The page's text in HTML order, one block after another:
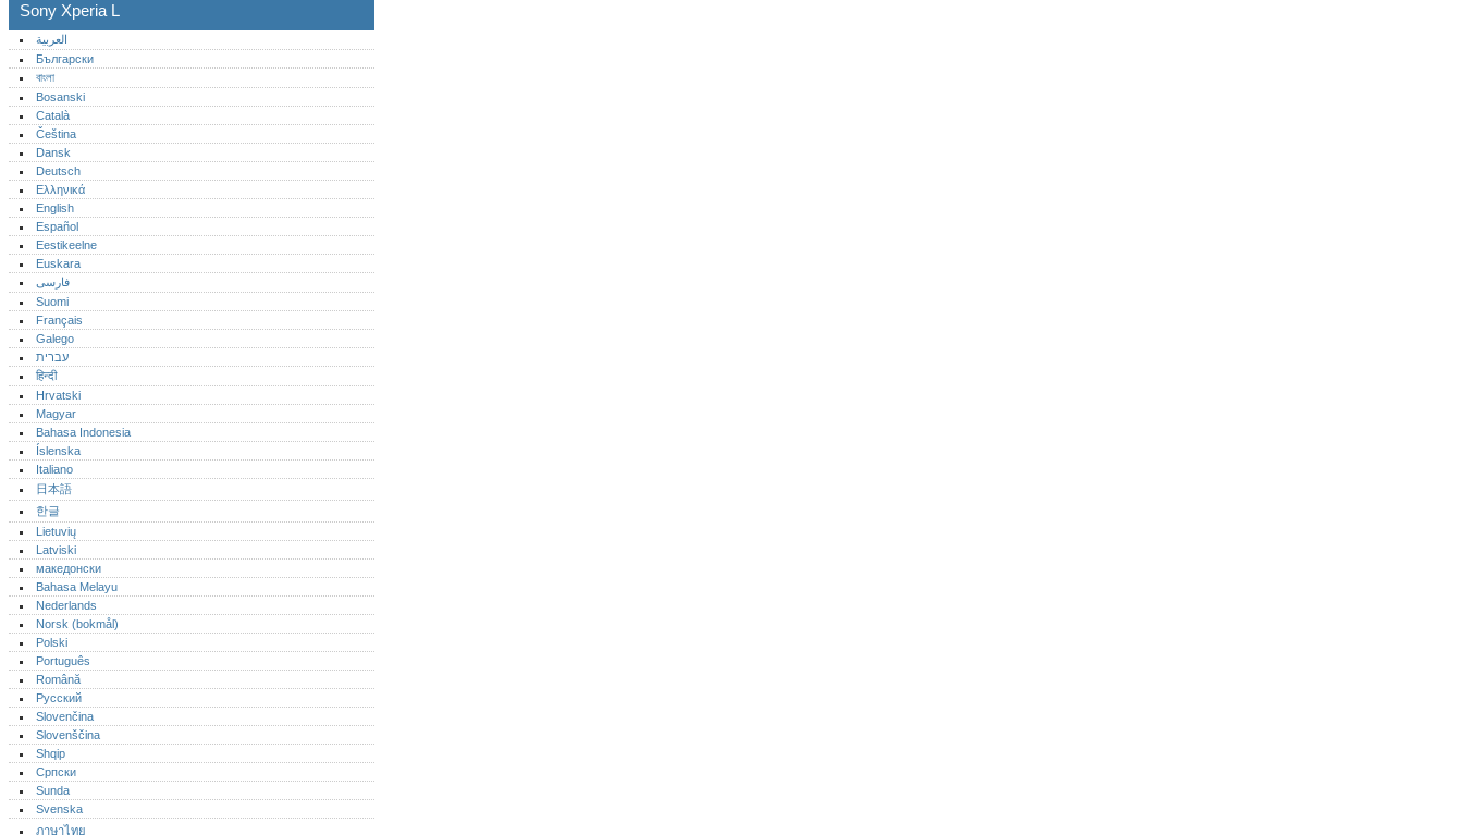
Sony Xperia L
العربية
Български
বাংলা
Bosanski
Català
Čeština
Dansk
Deutsch
Ελληνικά
English
Español
Eestikeelne
Euskara
فارسی
Suomi
Français
Galego
עברית
हिन्दी
Hrvatski
Magyar
Bahasa Indonesia
Íslenska
Italiano
日本語
한글
Lietuvių
Latviski
македонски
Bahasa Melayu
Nederlands
Norsk (bokmål)‎
Polski
Português‎
Română
Русский
Slovenčina
Slovenščina
Shqip
Српски
Sunda
Svenska
ภาษาไทย